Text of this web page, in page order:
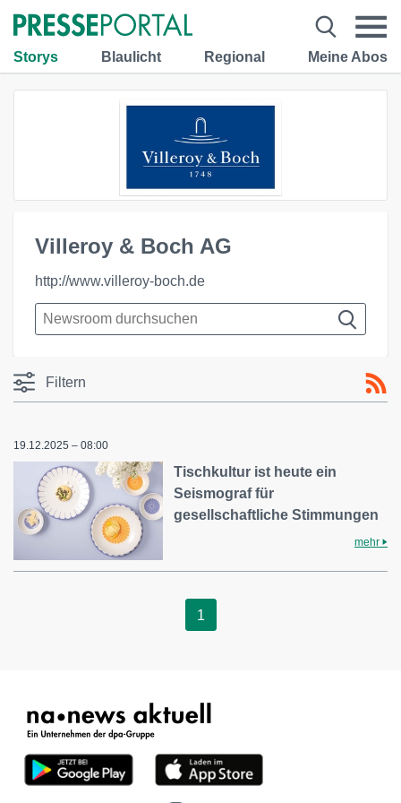
Storys Blaulicht Regional Meine Abos
Villeroy & Boch AG
http://www.villeroy-boch.de
Filtern
19.12.2025 – 08:00
Tischkultur ist heute ein
Seismograf für
gesellschaftliche Stimmungen
mehr
1